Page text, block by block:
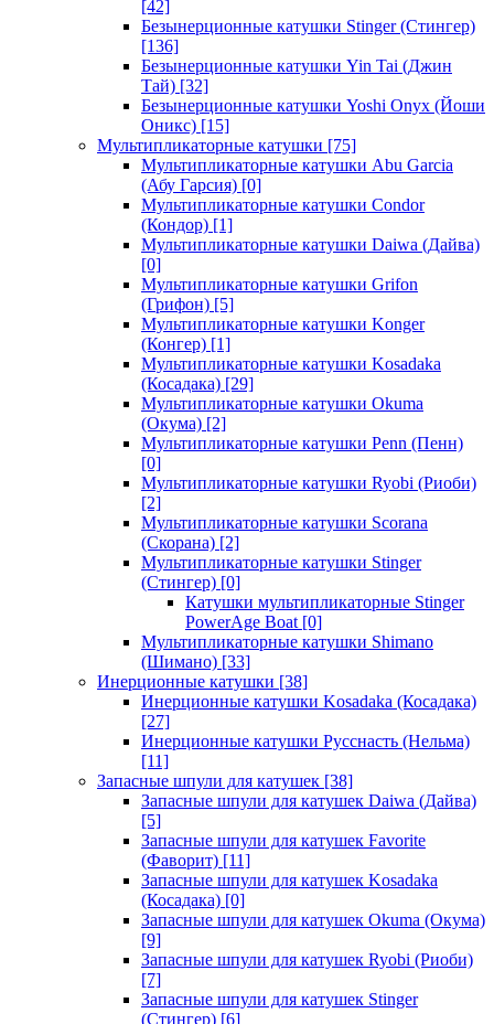
[42]
Безынерционные катушки Stinger (Стингер)
[136]
Безынерционные катушки Yin Tai (Джин
Тай) [32]
Безынерционные катушки Yoshi Onyx (Йоши
Оникс) [15]
Мультипликаторные катушки [75]
Мультипликаторные катушки Abu Garcia
(Абу Гарсия) [0]
Мультипликаторные катушки Condor
(Кондор) [1]
Мультипликаторные катушки Daiwa (Дайва)
[0]
Мультипликаторные катушки Grifon
(Грифон) [5]
Мультипликаторные катушки Konger
(Конгер) [1]
Мультипликаторные катушки Kosadaka
(Косадака) [29]
Мультипликаторные катушки Okuma
(Окума) [2]
Мультипликаторные катушки Penn (Пенн)
[0]
Мультипликаторные катушки Ryobi (Риоби)
[2]
Мультипликаторные катушки Scorana
(Скорана) [2]
Мультипликаторные катушки Stinger
(Стингер) [0]
Катушки мультипликаторные Stinger
PowerAge Boat [0]
Мультипликаторные катушки Shimano
(Шимано) [33]
Инерционные катушки [38]
Инерционные катушки Kosadaka (Косадака)
[27]
Инерционные катушки Русснасть (Нельма)
[11]
Запасные шпули для катушек [38]
Запасные шпули для катушек Daiwa (Дайва)
[5]
Запасные шпули для катушек Favorite
(Фаворит) [11]
Запасные шпули для катушек Kosadaka
(Косадака) [0]
Запасные шпули для катушек Okuma (Окума)
[9]
Запасные шпули для катушек Ryobi (Риоби)
[7]
Запасные шпули для катушек Stinger
(Стингер) [6]